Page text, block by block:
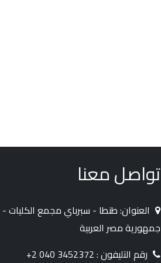
تواصل معنا
العنوان: طنطا - سبرباي مجمع الكليات -
جمهورية مصر العربية
رقم التليفون : 3452372 040 2+